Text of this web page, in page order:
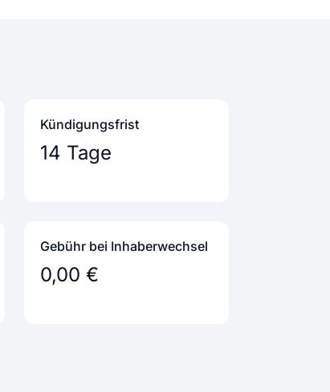
Kündigungs­frist
14 Tage
Gebühr bei Inhaber­wechsel
0,00 €